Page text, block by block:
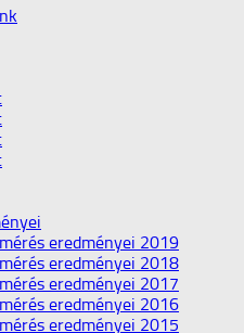
eredményei 2019
eredményei 2018
eredményei 2017
eredményei 2016
eredményei 2015